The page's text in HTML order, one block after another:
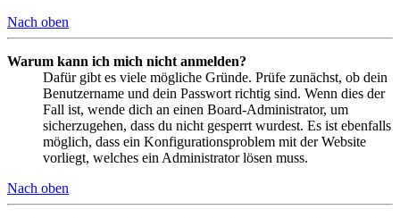
Nach oben
Warum kann ich mich nicht anmelden?
Dafür gibt es viele mögliche Gründe. Prüfe zunächst, ob dein
Benutzername und dein Passwort richtig sind. Wenn dies der
Fall ist, wende dich an einen Board-Administrator, um
sicherzugehen, dass du nicht gesperrt wurdest. Es ist ebenfalls
möglich, dass ein Konfigurationsproblem mit der Website
vorliegt, welches ein Administrator lösen muss.
Nach oben